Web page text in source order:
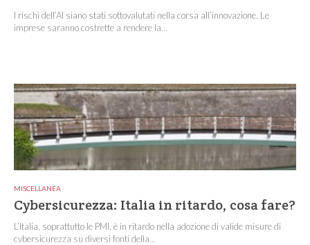
I rischi dell’AI siano stati sottovalutati nella corsa all’innovazione. Le
imprese saranno costrette a rendere la...
MISCELLANEA
Cybersicurezza: Italia in ritardo, cosa fare?
L’Italia, soprattutto le PMI, è in ritardo nella adozione di valide misure di
cybersicurezza su diversi fonti della...